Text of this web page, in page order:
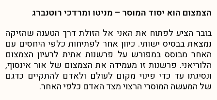
הצמצום הוא יסוד המוסר – מניטו ומרדכי רוטנברג
בובר הציע לפתוח את האני אל הזולת דרך הטענה שהזיקה
נמצאת בבסיס ישותי. כיוון אחר לפתיחות כלפי היחסים עם
האחר מבוסס במפורש על פרשנות אתית לרעיון הצמצום
הלוריאני. פרשנות זו מעמידה את הצמצום של אור אינסוף,
ונסיגתו עד כדי פינוי מקום לעולם ולאדם להתקיים כדגם
של המעשה המוסרי הרצוי מצד האדם כלפי האחר.